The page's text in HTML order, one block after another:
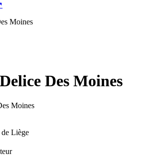
Moines
Des Moines
Liège